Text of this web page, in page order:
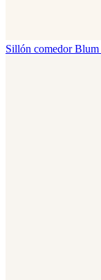
Sillón comedor Blum